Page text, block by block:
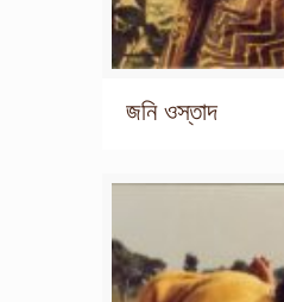
জনি ওস্তাদ